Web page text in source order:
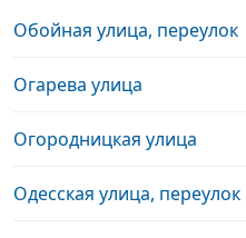
Обойная улица, переулок
Огарева улица
Огородницкая улица
Одесская улица, переулок